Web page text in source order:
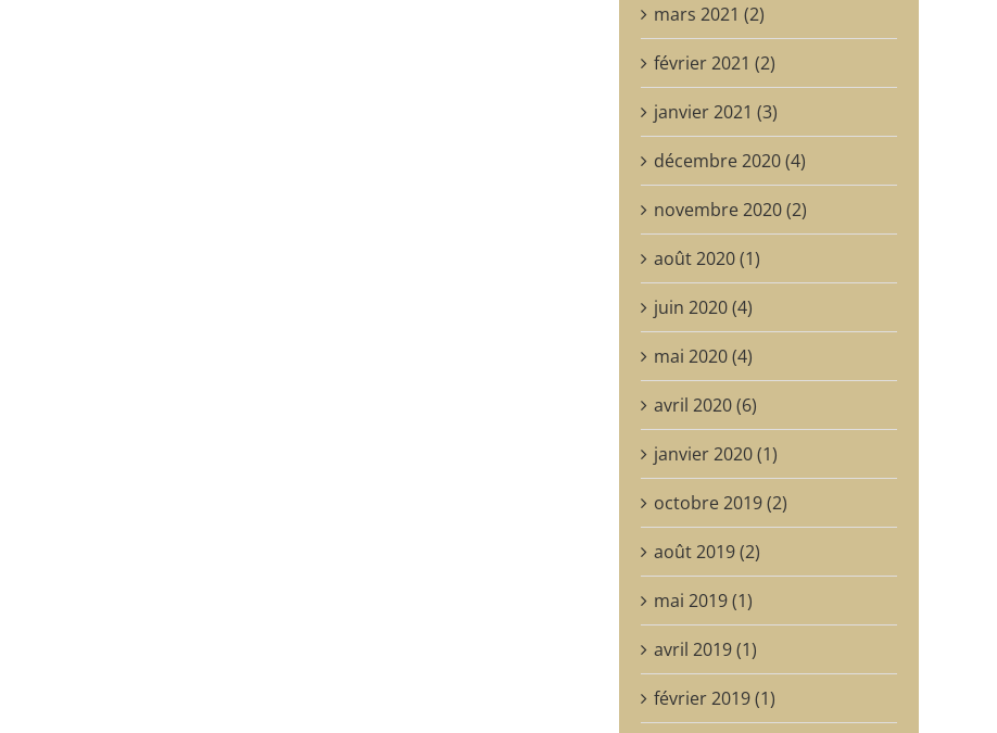
mars 2021 (2)
février 2021 (2)
janvier 2021 (3)
décembre 2020 (4)
novembre 2020 (2)
août 2020 (1)
juin 2020 (4)
mai 2020 (4)
avril 2020 (6)
janvier 2020 (1)
octobre 2019 (2)
août 2019 (2)
mai 2019 (1)
avril 2019 (1)
février 2019 (1)